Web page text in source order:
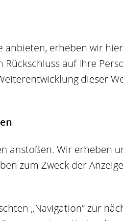
erheben wir
auf Ihre
dieser
anstoßen. Wir erheben
zum Zweck der
„Navigation“ zur